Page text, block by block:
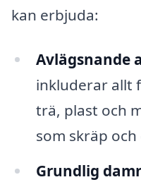
kan erbjuda:
Avlägsnande
inkluderar allt
trä, plast och
som skräp och
Grundlig